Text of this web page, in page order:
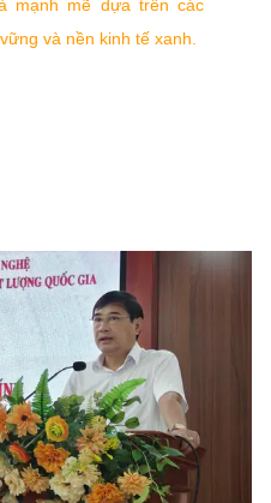
mạnh mẽ dựa trên các
và nền kinh tế xanh.